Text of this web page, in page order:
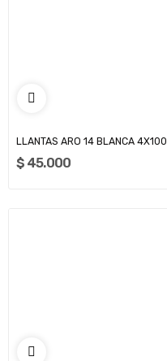
LLANTAS ARO 14 BLANCA 4X100
$ 45.000